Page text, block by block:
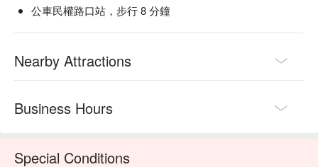
公車民權路口站，步行 8 分鐘
Nearby Attractions
Business Hours
Special Conditions